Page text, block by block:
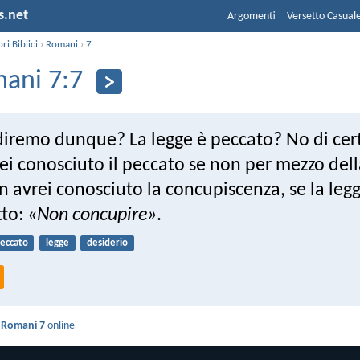
Argomenti Versetto
Biblici › Romani ›7
7:7
dunque? La legge è peccato? No di
conosciuto il peccato se non per mezzo
avrei conosciuto la concupiscenza, se la
«Non concupire».
legge desiderio
Romani 7 online